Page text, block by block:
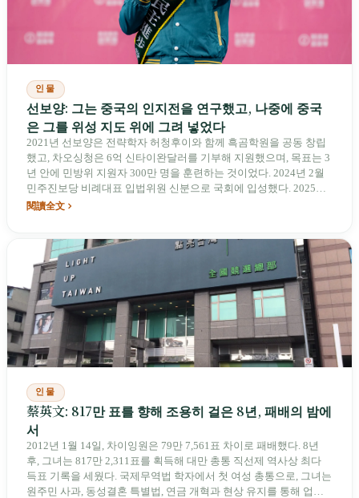
인물
선보양: 그는 중국의 인지전을 연구했고, 나중에 중국
은 그를 위성 지도 위에 그려 넣었다
2021년 선보양은 전략학자 허청후이와 함께 흑곰학원을 공동 창립
했고, 차오싱청은 6억 신타이완달러를 기부해 지원했으며, 목표는 3
년 안에 민방위 지원자 300만 명을 훈련하는 것이었다. 2024년 2월
민주진보당 비례대표 입법위원 신분으로 국회에 입성했다. 2025년
10월 28일, 그는 중국이 「국가분열죄」로 입건 수사한 최초의 타이
정은 상업용 위성으로 타이베이에 있는 그의 자택과 근무지 좌표를
공개했다; 그는 밸런타인데이를 프랑스로 향하는 비행기 안에서 보
냈다. 5월 13일 민주진보당은 그를 타이베이 시장 후보로 공식 공천
했는데, 그가 출마하려는 곳은 바로 위성 지도에 좌표가 표시된 그
도시였다.
閱讀全文
인물
蔡英文: 817만 표를 향해 조용히 걸은 8년, 패배의 밤에
서
2012년 1월 14일, 차이잉원은 79만 7,561표 차이로 패배했다. 8년
후, 그녀는 817만 2,311표를 획득해 대만 총통 직선제 역사상 최다
득표 기록을 세웠다. 국제무역법 학자에서 첫 여성 총통으로, 그녀는
원주민 사과, 동성결혼 특별법, 연금 개혁과 현상 유지를 통해 업적